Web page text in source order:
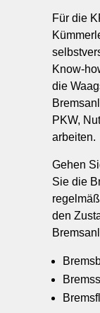
Für die
Know-
die
PKW,
arbeiten.
Gehen
Sie die
den